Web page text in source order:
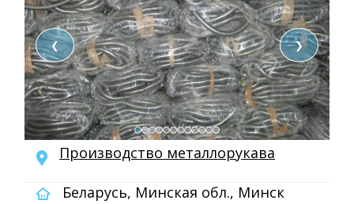
❮ ❯
Производство металлорукава
Беларусь, Минская обл., Минск